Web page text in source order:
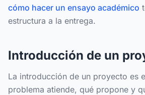
cómo hacer un ensayo académico
estructura a la entrega.
Introducción de un
La introducción de un proyecto es
problema atiende, qué propone y